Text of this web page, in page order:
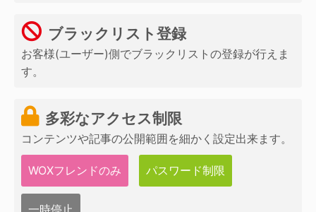
ブラックリスト登録
お客様(ユーザー)側でブラックリストの登録が行えま
す。
多彩なアクセス制限
コンテンツや記事の公開範囲を細かく設定出来ます。
WOXフレンドのみ パスワード制限
一時停止